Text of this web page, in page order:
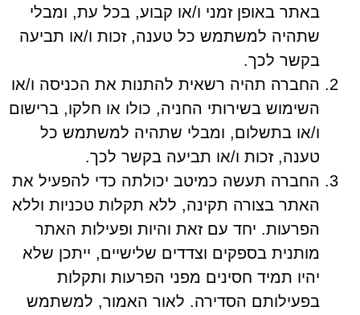
באתר באופן זמני ו/או קבוע, בכל עת, ומבלי
שתהיה למשתמש כל טענה, זכות ו/או תביעה
בקשר לכך.
החברה תהיה רשאית להתנות את הכניסה ו/או
השימוש בשירותי החניה, כולו או חלקו, ברישום
ו/או בתשלום, ומבלי שתהיה למשתמש כל
טענה, זכות ו/או תביעה בקשר לכך.
החברה תעשה כמיטב יכולתה כדי להפעיל את
האתר בצורה תקינה, ללא תקלות טכניות וללא
הפרעות. יחד עם זאת והיות ופעילות האתר
מותנית בספקים וצדדים שלישיים, ייתכן שלא
יהיו תמיד חסינים מפני הפרעות ותקלות
בפעילותם הסדירה. לאור האמור, למשתמש